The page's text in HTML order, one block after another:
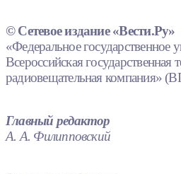
© Сетевое издание «Вести.Ру»
«Федеральное государственное
Всероссийская государственная
радиовещательная компания»
Главный редактор
А. А. Филипповский